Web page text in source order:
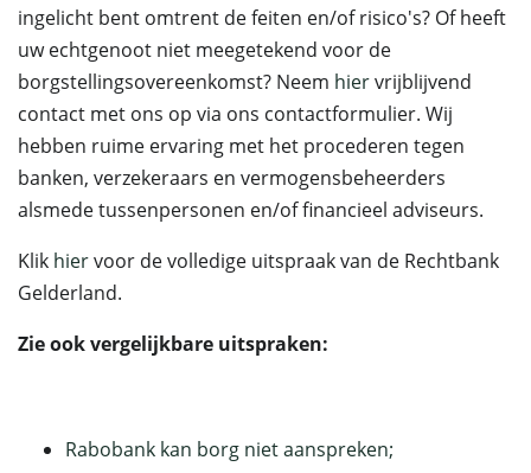
ingelicht bent omtrent de feiten en/of risico's? Of heeft
uw echtgenoot niet meegetekend voor de
borgstellingsovereenkomst? Neem hiervrijblijvend
contact met ons op via ons contactformulier. Wij
hebben ruime ervaring met het procederen tegen
banken, verzekeraars en vermogensbeheerders
alsmede tussenpersonen en/of financieel adviseurs.
Klik hiervoor de volledige uitspraak van de Rechtbank
Gelderland.
Zie ook vergelijkbare uitspraken:
Rabobank kan borg niet aanspreken;